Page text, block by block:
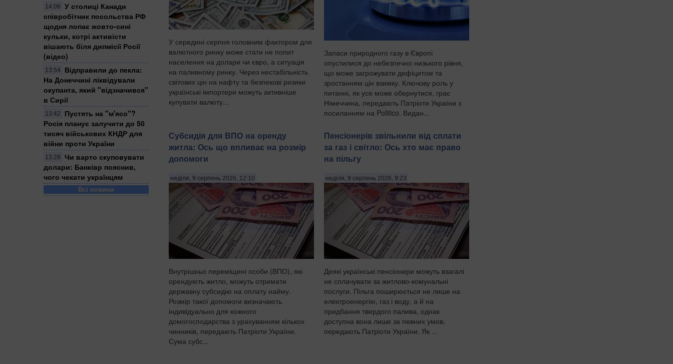
14:06
У столиці Канади
співробітник посольства РФ
щодня лопає жовто-сині
кульки, котрі активісти
вішають біля дипмісії Росії
(відео)
13:54
Відправили до пекла:
На Донеччині ліквідували
окупанта, який "відзначився"
в Сирії
13:42
Пустять на "м'ясо"?
Росія планує залучити до 50
тисяч військових КНДР для
війни проти України
13:28
Чи варто скуповувати
долари: Банківр пояснив,
чого чекати українцям
Всі новини
У середині серпня головним фактором для
валютного ринку може стати не попит
населення на долари чи євро, а ситуація
на паливному ринку. Через нестабільність
світових цін на нафту та безпекові ризики
українські імпортери можуть активніше
купувати валюту...
Запаси природного газу в Європі
опустилися до небезпечно низького рівня,
що може загрожувати дефіцитом та
зростанням цін взимку. Ключову роль у
питанні, як усе може обернутися, грає
Німеччина, передають Патріоти України з
посиланням на Politico. Видан...
Субсидія для ВПО на оренду
житла: Ось що впливає на розмір
допомоги
неділя, 9 серпень 2026, 12:10
Внутрішньо переміщені особи (ВПО), які
орендують житло, можуть отримати
державну субсидію на оплату найму.
Розмір такої допомоги визначають
індивідуально для кожного
домогосподарства з урахуванням кількох
чинників, передають Патріоти України.
Сума субс...
Пенсіонерів звільнили від сплати
за газ і світло: Ось хто має право
на пільгу
неділя, 9 серпень 2026, 9:23
Деякі українські пенсіонери можуть взагалі
не сплачувати за житлово-комунальні
послуги. Пільга поширюється не лише на
електроенергію, газ і воду, а й на
придбання твердого палива, однак
доступна вона лише за певних умов,
передають Патріоти України. Як ...